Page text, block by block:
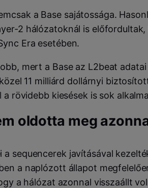
a Base sajátossága.
2 hálózatoknál is
Era esetében.
mert a Base az L2beat
11 milliárd dollárnyi
rövidebb kiesések is sok
oldotta meg
a sequencerek javításával
a naplózott állapot
a hálózat azonnal visszaállt